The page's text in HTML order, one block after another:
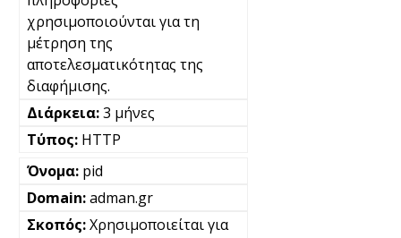
χρησιμοποιούνται για τη
μέτρηση της
αποτελεσματικότητας της
διαφήμισης.
3 μήνες
HTTP
pid
adman.gr
Χρησιμοποιείται για